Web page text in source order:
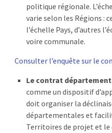
politique régionale.
varie selon les Régions :
l’échelle Pays, d’autres
voire communale.
Consulter l’enquête sur le
Le contrat
comme un dispositif
doit organiser la
départementales et
Territoires de projet et